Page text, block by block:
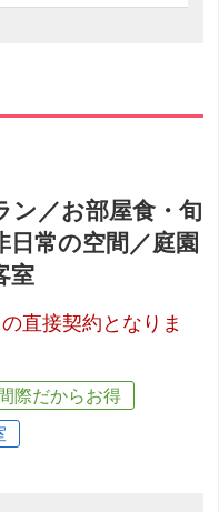
ン／お部屋食・旬
日常の空間／庭園
室
直接契約となりま
際だからお得